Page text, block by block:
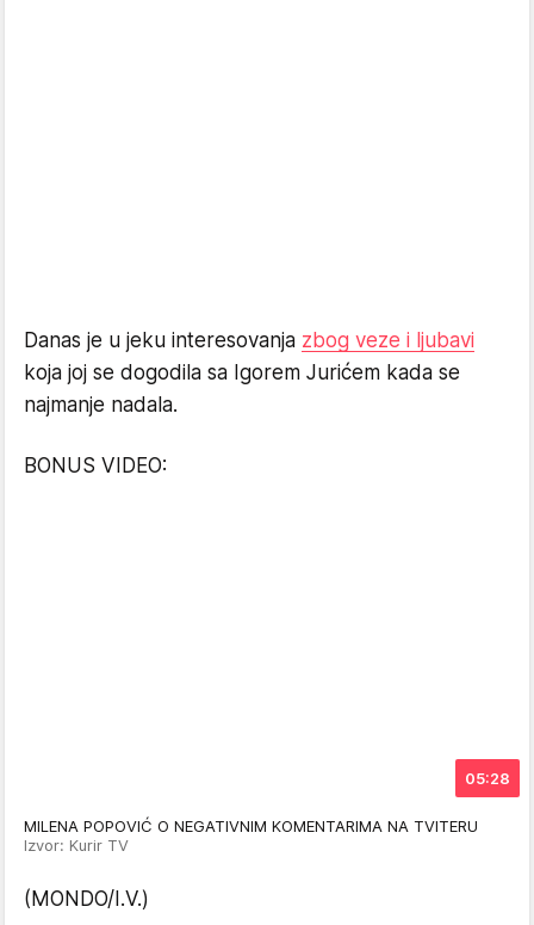
Danas je u jeku interesovanja zbog veze i ljubavi
koja joj se dogodila sa Igorem Jurićem kada se
najmanje nadala.
BONUS VIDEO:
05:28
MILENA POPOVIĆ O NEGATIVNIM KOMENTARIMA NA TVITERU
Izvor: Kurir TV
(MONDO/I.V.)